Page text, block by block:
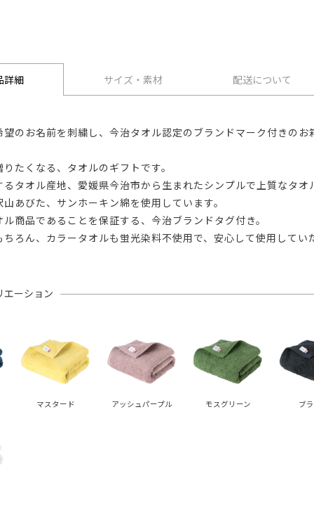
詳細 サイズ・素材 配送について
望のお名前を刺繍し、今治タオル認定のブランドマーク付きの
たくなる、タオルのギフトです。
るタオル産地、愛媛県今治市から生まれたシンプルで上質なタオ
あびた、サンホーキン綿を使用しています。
商品であることを保証する、今治ブランドタグ付き。
ちろん、カラータオルも蛍光染料不使用で、安心して使用してい
エーション
マスタード アッシュパープル モスグリーン ブ